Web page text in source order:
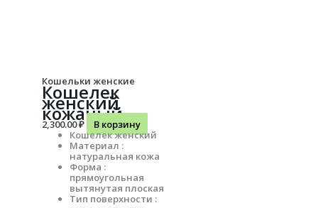
Кошельки женские
Кошелек
женский
кожаный
2,300.00₽
В корзину
Кошелек женский
Материал :
натуральная кожа
Форма :
прямоугольная
вытянутая плоская
Тип поверхности :